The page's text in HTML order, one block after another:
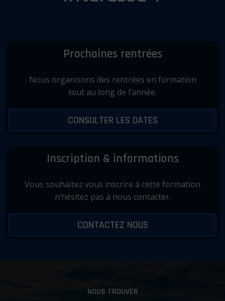
Prochaines rentrées
Nous organisons des rentrées en formation
tout au long de l’année.
CONSULTER LES DATES
Inscription & informations
Vous souhaitez vous inscrire à cette formation
n’hésitez pas à nous contacter.
CONTACTEZ NOUS
NOUS TROUVER